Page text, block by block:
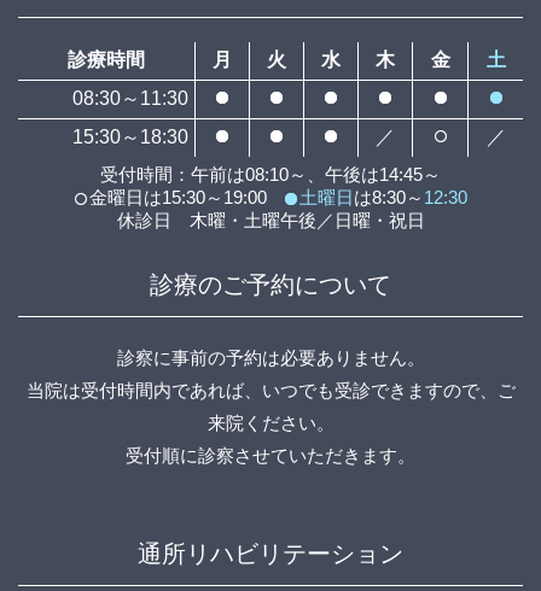
診療時間 月 火 水 木 金
土
08:30～11:30
15:30～18:30
／
／
受付時間：午前は08:10～、午後は14:45～
金曜日は15:30～19:00
土曜日は8:30～ 12:30
休診日 木曜・土曜午後／日曜・祝日
診療のご予約について
診察に事前の予約は必要ありません。
当院は受付時間内であれば、いつでも受診できますので、ご
来院ください。
受付順に診察させていただきます。
通所リハビリテーション